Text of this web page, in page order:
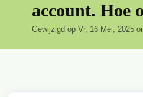
account. Hoe
Gewijzigd op Vr, 16 Mei, 2025